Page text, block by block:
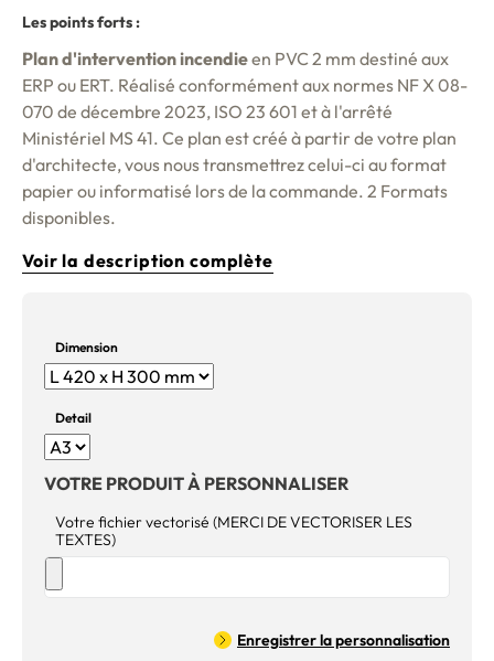
Les points forts :
Plan d'intervention incendieen PVC 2 mm destiné aux
ERP ou ERT. Réalisé conformément aux normes NF X 08-
070 de décembre 2023, ISO 23 601 et à l'arrêté
Ministériel MS 41. Ce plan est créé à partir de votre plan
d'architecte, vous nous transmettrez celui-ci au format
papier ou informatisé lors de la commande. 2 Formats
disponibles.
Voir la description complète
Dimension
Detail
VOTRE PRODUIT À PERSONNALISER
Votre fichier vectorisé (MERCI DE VECTORISER LES
TEXTES)
Enregistrer la personnalisation